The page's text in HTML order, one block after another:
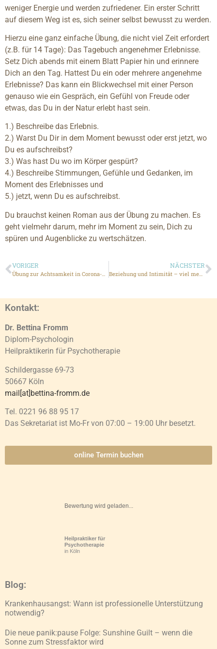
weniger Energie und werden zufriedener. Ein erster Schritt
auf diesem Weg ist es, sich seiner selbst bewusst zu werden.
Hierzu eine ganz einfache Übung, die nicht viel Zeit erfordert
(z.B. für 14 Tage): Das Tagebuch angenehmer Erlebnisse.
Setz Dich abends mit einem Blatt Papier hin und erinnere
Dich an den Tag. Hattest Du ein oder mehrere angenehme
Erlebnisse? Das kann ein Blickwechsel mit einer Person
genauso wie ein Gespräch, ein Gefühl von Freude oder
etwas, das Du in der Natur erlebt hast sein.
1.) Beschreibe das Erlebnis.
2.) Warst Du Dir in dem Moment bewusst oder erst jetzt, wo
Du es aufschreibst?
3.) Was hast Du wo im Körper gespürt?
4.) Beschreibe Stimmungen, Gefühle und Gedanken, im
Moment des Erlebnisses und
5.) jetzt, wenn Du es aufschreibst.
Du brauchst keinen Roman aus der Übung zu machen. Es
geht vielmehr darum, mehr im Moment zu sein, Dich zu
spüren und Augenblicke zu wertschätzen.
VORIGER
Übung zur Achtsamkeit in Corona-Zeiten oder – sich spüren im Hier & Jetzt
NÄCHSTER
Beziehung und Intimität – viel mehr, als Sie glauben!
Kontakt:
Dr. Bettina Fromm
Diplom-Psychologin
Heilpraktikerin für Psychotherapie
Schildergasse 69-73
50667 Köln
mail[at]bettina-fromm.de
Tel. 0221 96 88 95 17
Das Sekretariat ist Mo-Fr von 07:00 – 19:00 Uhr besetzt.
online Termin buchen
Bewertung wird geladen...
Heilpraktiker für
Psychotherapie
in Köln
Blog:
Krankenhausangst: Wann ist professionelle Unterstützung
notwendig?
Die neue panik:pause Folge: Sunshine Guilt – wenn die
Sonne zum Stressfaktor wird